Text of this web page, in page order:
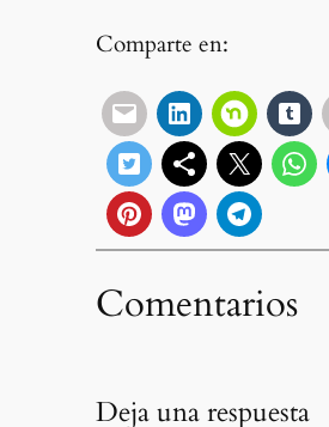
Comparte en:
Comentarios
Deja una respuesta